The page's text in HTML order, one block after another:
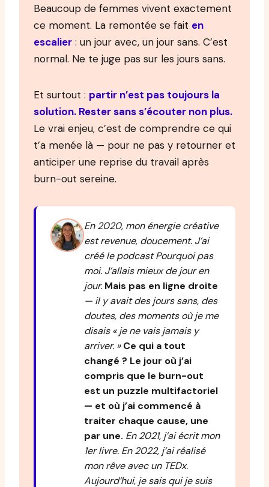
Beaucoup de femmes vivent exactement
ce moment. La remontée se fait en
escalier : un jour avec, un jour sans. C’est
normal. Ne te juge pas sur les jours sans.
Et surtout : partir n’est pas toujours la
solution. Rester sans s’écouter non plus.
Le vrai enjeu, c’est de comprendre ce qui
t’a menée là — pour ne pas y retourner et
anticiper une reprise du travail après
burn-out sereine.
En 2020, mon énergie créative
est revenue, doucement. J’ai
créé le podcast Pourquoi pas
moi. J’allais mieux de jour en
jour. Mais pas en ligne droite
— il y avait des jours sans, des
doutes, des moments où je me
disais « je ne vais jamais y
arriver. »Ce qui a tout
changé ? Le jour où j’ai
compris que le burn-out
est un puzzle multifactoriel
— et où j’ai commencé à
traiter chaque cause, une
par une. En 2021, j’ai écrit mon
1er livre. En 2022, j’ai réalisé
mon rêve avec un TEDx.
Aujourd’hui, je sais qui je suis